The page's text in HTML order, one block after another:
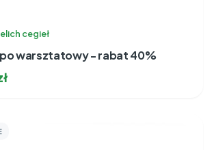
cegieł
po warsztatowy - rabat 40%